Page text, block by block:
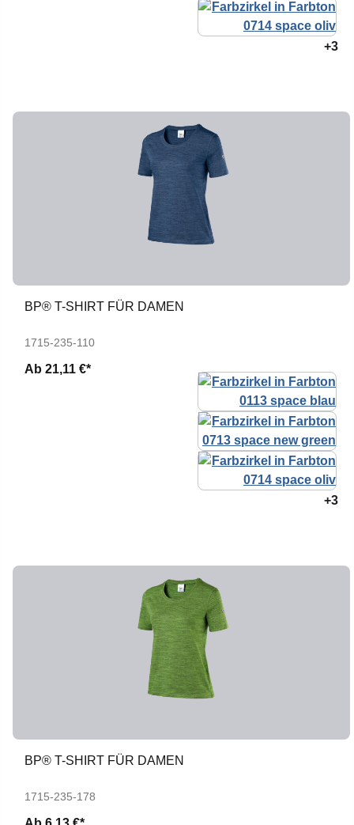
+3
BP® T-SHIRT FÜR DAMEN
1715-235-110
Ab 21,11 €*
+3
BP® T-SHIRT FÜR DAMEN
1715-235-178